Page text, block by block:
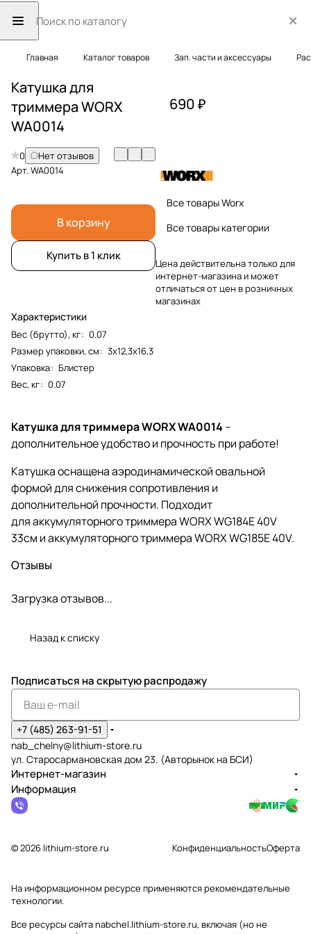
Главная Каталог товаров Зап. части и аксессуары
Катушка для
триммера WORX
WA0014
0
Нет отзывов
Арт.WA0014
В корзину
Купить в 1 клик
Характеристики
Вес (брутто), кг: 0.07
Размер упаковки, см: 3х12,3х16,3
Упаковка: Блистер
Вес, кг: 0.07
690 ₽
Все товары Worx
Все товары категории
Цена действительна только для
интернет-магазина и может
отличаться от цен в розничных
магазинах
Катушка для триммера WORX WA0014 –
дополнительное удобство и прочность при работе!
Катушка оснащена аэродинамической овальной
формой для снижения сопротивления и
дополнительной прочности. Подходит
для аккумуляторного триммера WORX WG184E 40V
33см и аккумуляторного триммера WORX WG185E 40V.
Отзывы
Загрузка отзывов...
Назад к списку
Подписаться на скрытую распродажу
+7 (485) 263-91-51
nab_chelny@lithium-store.ru
ул. Старосармановская дом 23. (Авторынок на БСИ)
Интернет-магазин
Информация
© 2026 lithium-store.ru КонфиденциальностьОферта
На информационном ресурсе применяютсярекомендательные
технологии.
Все ресурсы сайта nabchel.lithium-store.ru, включая (но не